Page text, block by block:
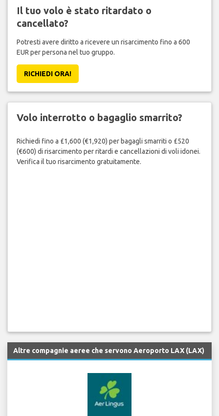
Il tuo volo è stato ritardato o
cancellato?
Potresti avere diritto a ricevere un risarcimento fino a 600
EUR per persona nel tuo gruppo.
RICHIEDI ORA!
Volo interrotto o bagaglio smarrito?
Richiedi fino a £1,600 (€1,920) per bagagli smarriti o £520
(€600) di risarcimento per ritardi e cancellazioni di voli idonei.
Verifica il tuo risarcimento gratuitamente.
Altre compagnie aeree che servono Aeroporto LAX (LAX)